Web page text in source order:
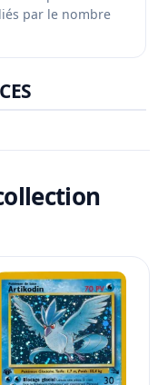
par le nombre